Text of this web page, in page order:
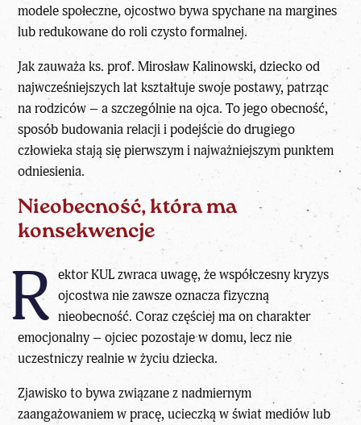
modele społeczne, ojcostwo bywa spychane na margines
lub redukowane do roli czysto formalnej.
Jak zauważa ks. prof. Mirosław Kalinowski,dziecko od
najwcześniejszych lat kształtuje swoje postawy, patrząc
na rodziców – a szczególnie na ojca. To jego obecność,
sposób budowania relacji i podejście do drugiego
człowieka stają się pierwszym i najważniejszym punktem
odniesienia.
Nieobecność, która ma
konsekwencje
R ektor KUL zwraca uwagę, że współczesny kryzys
ojcostwa nie zawsze oznacza fizyczną
nieobecność. Coraz częściej ma on charakter
emocjonalny – ojciec pozostaje w domu, lecz nie
uczestniczy realnie w życiu dziecka.
Zjawisko to bywa związane z nadmiernym
zaangażowaniem w pracę, ucieczką w świat mediów lub